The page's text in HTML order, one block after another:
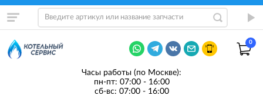
0
Часы работы (по Москве):
пн-пт: 07:00 - 16:00
сб-вс: 07:00 - 16:00